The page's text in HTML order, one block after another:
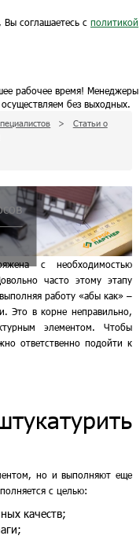
соглашаетесь с политикой
рабочее время! Менеджеры
осуществляем без выходных.
>
Статьи о
с необходимостью
часто этому этапу
работу «абы как» –
Это в корне неправильно,
элементом. Чтобы
ответственно подойти к
но и выполняют еще
с целью:
качеств;